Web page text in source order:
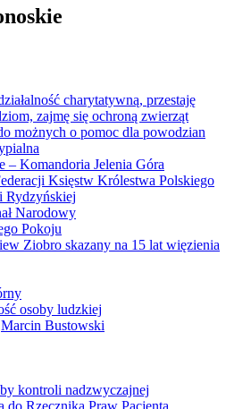
charytatywną, przestaję
zajmę się ochroną zwierząt
możnych o pomoc dla powodzian
– Komandoria Jelenia Góra
Księstw Królestwa Polskiego
Rydzyńskiej
Narodowy
Pokoju
Ziobro skazany na 15 lat więzienia
osoby ludzkiej
Marcin Bustowski
kontroli nadzwyczajnej